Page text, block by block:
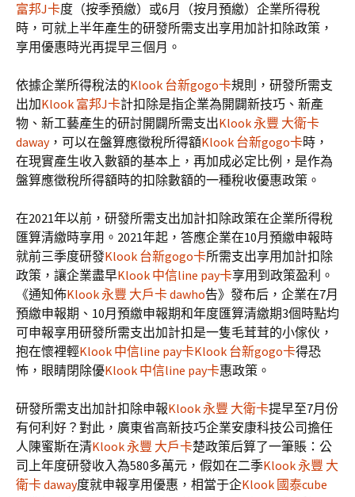
富邦J卡度（按季預繳）或6月（按月預繳）企業所得稅
時，可就上半年產生的研發所需支出享用加計扣除政策，
享用優惠時光再提早三個月。
依據企業所得稅法的Klook 台新gogo卡規則，研發所需支
出加Klook 富邦J卡計扣除是指企業為開闢新技巧、新產
物、新工藝產生的研討開闢所需支出Klook 永豐 大衛卡
daway，可以在盤算應徵稅所得額Klook 台新gogo卡時，
在現實產生收入數額的基本上，再加成必定比例，是作為
盤算應徵稅所得額時的扣除數額的一種稅收優惠政策。
在2021年以前，研發所需支出加計扣除政策在企業所得稅
匯算清繳時享用。2021年起，答應企業在10月預繳申報時
就前三季度研發Klook 台新gogo卡所需支出享用加計扣除
政策，讓企業盡早Klook 中信line pay卡享用到政策盈利。
《通知佈Klook 永豐 大戶卡 dawho告》發布后，企業在7月
預繳申報期、10月預繳申報期和年度匯算清繳期3個時點均
可申報享用研發所需支出加計扣是一隻毛茸茸的小傢伙，
抱在懷裡輕Klook 中信line pay卡Klook 台新gogo卡得恐
怖，眼睛閉除優Klook 中信line pay卡惠政策。
研發所需支出加計扣除申報Klook 永豐 大衛卡提早至7月份
有何利好？對此，廣東省高新技巧企業安康科技公司擔任
人陳蜜斯在清Klook 永豐 大戶卡楚政策后算了一筆賬：公
司上年度研發收入為580多萬元，假如在二季Klook 永豐 大
衛卡 daway度就申報享用優惠，相當于企Klook 國泰cube